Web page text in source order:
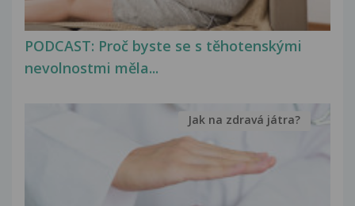
PODCAST: Proč byste se s těhotenskými
nevolnostmi měla...
Jak na zdravá játra?